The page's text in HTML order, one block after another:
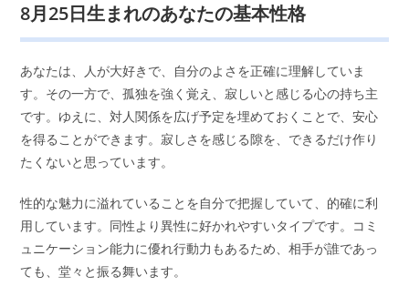
8月25日生まれのあなたの基本性格
あなたは、人が大好きで、自分のよさを正確に理解していま
す。その一方で、孤独を強く覚え、寂しいと感じる心の持ち主
です。ゆえに、対人関係を広げ予定を埋めておくことで、安心
を得ることができます。寂しさを感じる隙を、できるだけ作り
たくないと思っています。
性的な魅力に溢れていることを自分で把握していて、的確に利
用しています。同性より異性に好かれやすいタイプです。コミ
ュニケーション能力に優れ行動力もあるため、相手が誰であっ
ても、堂々と振る舞います。